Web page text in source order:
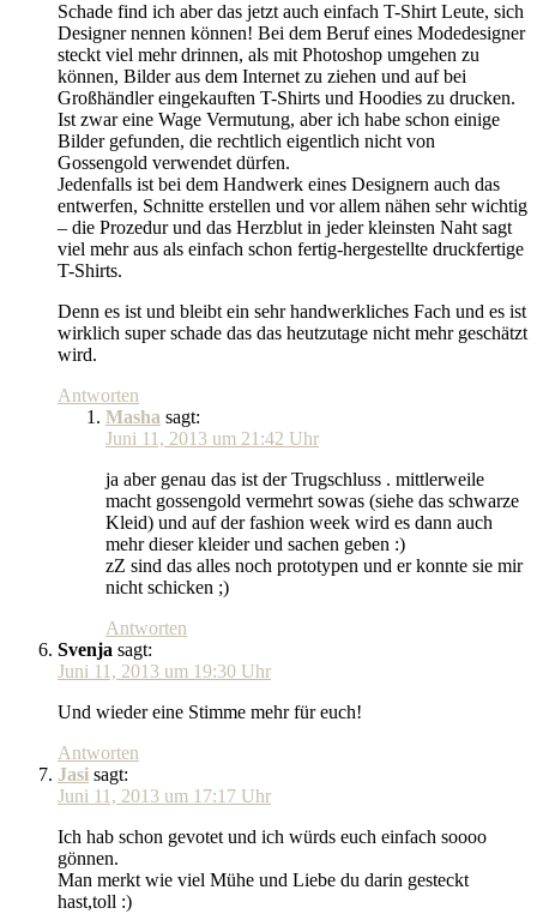
Schade find ich aber das jetzt auch einfach T-Shirt Leute, sich
Designer nennen können! Bei dem Beruf eines Modedesigner
steckt viel mehr drinnen, als mit Photoshop umgehen zu
können, Bilder aus dem Internet zu ziehen und auf bei
Großhändler eingekauften T-Shirts und Hoodies zu drucken.
Ist zwar eine Wage Vermutung, aber ich habe schon einige
Bilder gefunden, die rechtlich eigentlich nicht von
Gossengold verwendet dürfen.
Jedenfalls ist bei dem Handwerk eines Designern auch das
entwerfen, Schnitte erstellen und vor allem nähen sehr wichtig
– die Prozedur und das Herzblut in jeder kleinsten Naht sagt
viel mehr aus als einfach schon fertig-hergestellte druckfertige
T-Shirts.
Denn es ist und bleibt ein sehr handwerkliches Fach und es ist
wirklich super schade das das heutzutage nicht mehr geschätzt
wird.
Antworten
Masha sagt:
Juni 11, 2013 um 21:42 Uhr
ja aber genau das ist der Trugschluss . mittlerweile
macht gossengold vermehrt sowas (siehe das schwarze
Kleid) und auf der fashion week wird es dann auch
mehr dieser kleider und sachen geben :)
zZ sind das alles noch prototypen und er konnte sie mir
nicht schicken ;)
Antworten
Svenja sagt:
Juni 11, 2013 um 19:30 Uhr
Und wieder eine Stimme mehr für euch!
Antworten
Jasi sagt:
Juni 11, 2013 um 17:17 Uhr
Ich hab schon gevotet und ich würds euch einfach soooo
gönnen.
Man merkt wie viel Mühe und Liebe du darin gesteckt
hast,toll :)